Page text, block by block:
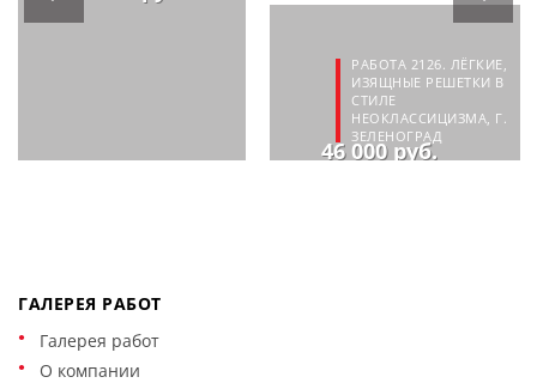
РАБОТА 2126. ЛЁГКИЕ,
ИЗЯЩНЫЕ РЕШЕТКИ В
СТИЛЕ
НЕОКЛАССИЦИЗМА, Г.
ЗЕЛЕНОГРАД
46 000 руб.
ГАЛЕРЕЯ РАБОТ
Галерея работ
О компании